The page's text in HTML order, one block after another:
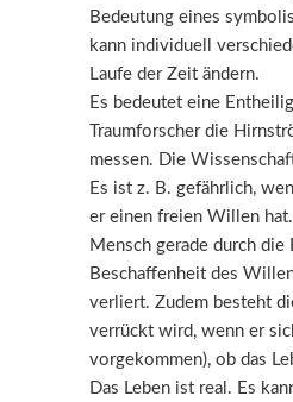
Bedeutung eines
kann individuell
Laufe der Zeit ändern.
Es bedeutet eine
Traumforscher die
messen. Die
Es ist z. B. gefährlich,
er einen freien Willen
Mensch gerade durch die
Beschaffenheit des
verliert. Zudem besteht
verrückt wird, wenn er
vorgekommen), ob das
Das Leben ist real. Es